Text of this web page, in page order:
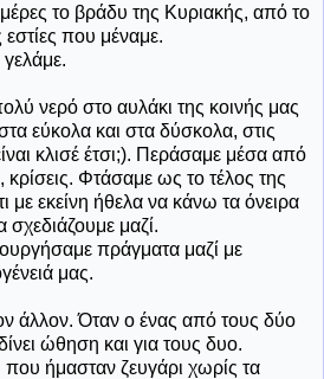
το βράδυ της Κυριακής, από το
εστίες που μέναμε.
νερό στο αυλάκι της κοινής μας
εύκολα και στα δύσκολα, στις
κλισέ έτσι;). Περάσαμε μέσα από
Φτάσαμε ως το τέλος της
με εκείνη ήθελα να κάνω τα όνειρα
σχεδιάζουμε μαζί.
πράγματα μαζί με
μας.
άλλον. Όταν ο ένας από τους δύο
ώθηση και για τους δυο.
ήμασταν ζευγάρι χωρίς τα